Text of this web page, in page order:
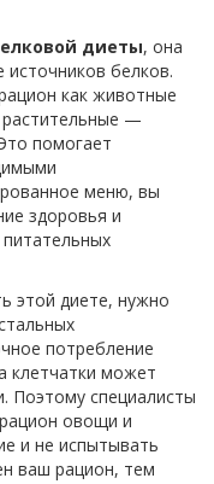
диеты, она
источников белков.
как животные
—
помогает
меню, вы
здоровья и
этой диете, нужно
потребление
клетчатки может
Поэтому специалисты
овощи и
и не испытывать
ваш рацион, тем